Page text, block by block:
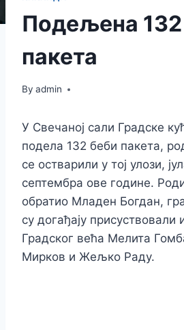
Подељена
пакета
By admin
У Свечаној сали Градске
подела 132 беби пакета,
се остварили у тој улози,
септембра ове године.
обратио Младен Богдан,
су догађају присуствовали
Градског већа Мелита
Мирков и Жељко Раду.